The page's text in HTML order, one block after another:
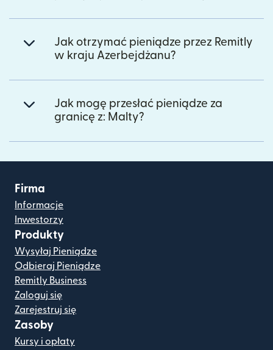
Jak otrzymać pieniądze przez Remitly
w kraju Azerbejdżanu?
Jak mogę przesłać pieniądze za
granicę z: Malty?
Firma
Informacje
Inwestorzy
Produkty
Wysyłaj Pieniądze
Odbieraj Pieniądze
Remitly Business
Zaloguj się
Zarejestruj się
Zasoby
Kursy i opłaty